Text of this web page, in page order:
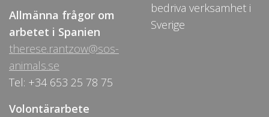
Allmänna frågor om
arbetet i Spanien
therese.rantzow@sos-
animals.se
Tel: +34 653 25 78 75
Volontärarbete
bedriva verksamhet i
Sverige